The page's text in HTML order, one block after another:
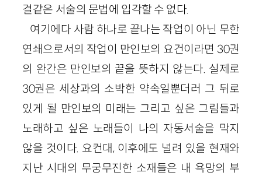
결같은 서술의 문법에 입각할 수 없다.
여기에다 사람 하나로 끝나는 작업이 아닌 무한
연쇄으로서의 작업이 만인보의 요건이라면 30권
의 완간은 만인보의 끝을 뜻하지 않는다. 실제로
30권은 세상과의 소박한 약속일뿐더러 그 뒤로
있게 될 만인보의 미래는 그리고 싶은 그림들과
노래하고 싶은 노래들이 나의 자동서술을 막지
않을 것이다. 요컨대, 이후에도 널려 있을 현재와
지난 시대의 무궁무진한 소재들은 내 욕망의 부